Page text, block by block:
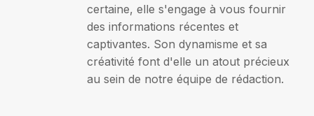
certaine, elle s'engage à vous fournir
des informations récentes et
captivantes. Son dynamisme et sa
créativité font d'elle un atout précieux
au sein de notre équipe de rédaction.